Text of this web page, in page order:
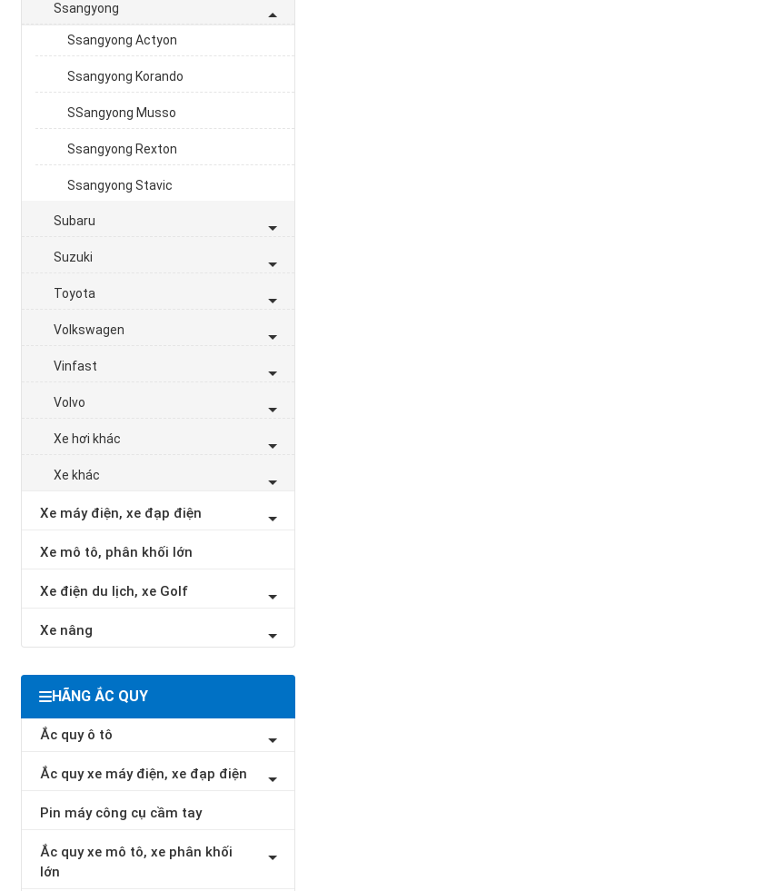
Ssangyong
Ssangyong Actyon
Ssangyong Korando
SSangyong Musso
Ssangyong Rexton
Ssangyong Stavic
Subaru
Suzuki
Toyota
Volkswagen
Vinfast
Volvo
Xe hơi khác
Xe khác
Xe máy điện, xe đạp điện
Xe mô tô, phân khối lớn
Xe điện du lịch, xe Golf
Xe nâng
HÃNG ẮC QUY
Ắc quy ô tô
Ắc quy xe máy điện, xe đạp điện
Pin máy công cụ cầm tay
Ắc quy xe mô tô, xe phân khối
lớn